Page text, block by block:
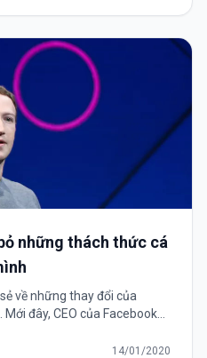
những thách thức cá
về những thay đổi của
14/01/2020